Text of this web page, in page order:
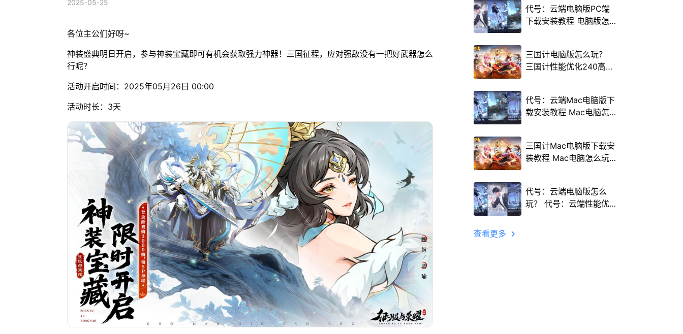
2025-05-25
各位主公们好呀~
神装盛典明日开启，参与神装宝藏即可有机会获取强力神器！三国征程，应对强敌没有一把好武器怎么
行呢？
活动开启时间：2025年05月26日 00:00
活动时长：3天
代号：云端电脑版PC端
下载安装教程 电脑版怎
三国计电脑版怎么玩？
三国计性能优化240高帧
代号：云端Mac电脑版下
载安装教程 Mac电脑怎
三国计Mac电脑版下载安
装教程 Mac电脑怎么玩
代号：云端电脑版怎么
玩？ 代号：云端性能优
查看更多